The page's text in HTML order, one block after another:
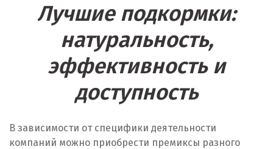
Лангепас
Липецк
Лыткарино
Лучшие подкормки:
натуральность,
эффективность и
доступность
В зависимости от специфики деятельности
компаний можно приобрести премиксы разного